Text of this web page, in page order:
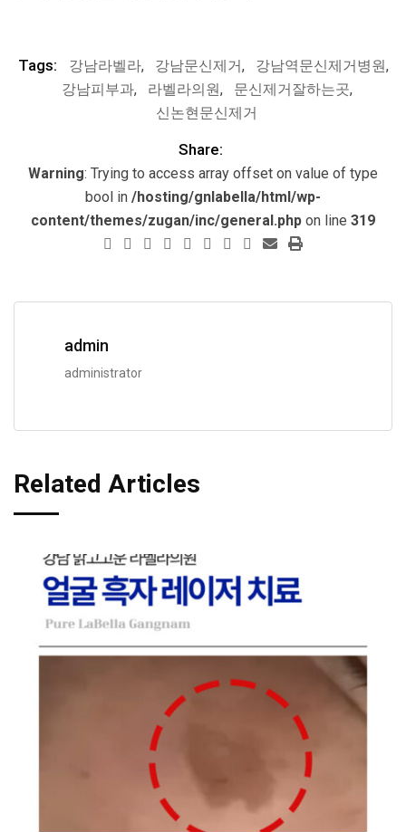
Tags: 강남라벨라, 강남문신제거, 강남역문신제거병원,
강남피부과, 라벨라의원, 문신제거잘하는곳,
신논현문신제거
Share:
Warning: Trying to access array offset on value of type
bool in /hosting/gnlabella/html/wp-
content/themes/zugan/inc/general.php on line 319
admin
administrator
Related Articles